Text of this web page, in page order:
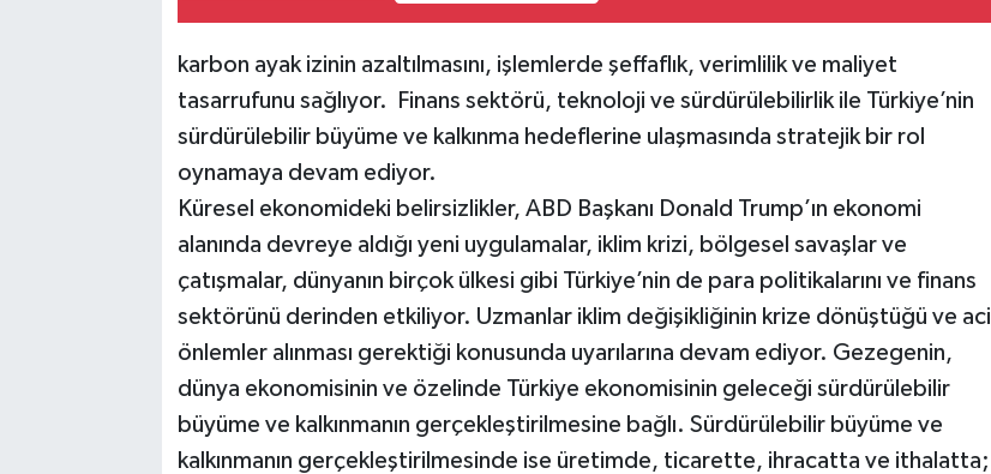
karbon ayak izinin azaltılmasını, işlemlerde şeffaflık, verimlilik ve maliyet
tasarrufunu sağlıyor. Finans sektörü, teknoloji ve sürdürülebilirlik ile Türkiye’nin
sürdürülebilir büyüme ve kalkınma hedeflerine ulaşmasında stratejik bir rol
oynamaya devam ediyor.
Küresel ekonomideki belirsizlikler, ABD Başkanı Donald Trump’ın ekonomi
alanında devreye aldığı yeni uygulamalar, iklim krizi, bölgesel savaşlar ve
çatışmalar, dünyanın birçok ülkesi gibi Türkiye’nin de para politikalarını ve finans
sektörünü derinden etkiliyor. Uzmanlar iklim değişikliğinin krize dönüştüğü ve acil
önlemler alınması gerektiği konusunda uyarılarına devam ediyor. Gezegenin,
dünya ekonomisinin ve özelinde Türkiye ekonomisinin geleceği sürdürülebilir
büyüme ve kalkınmanın gerçekleştirilmesine bağlı. Sürdürülebilir büyüme ve
kalkınmanın gerçekleştirilmesinde ise üretimde, ticarette, ihracatta ve ithalatta;